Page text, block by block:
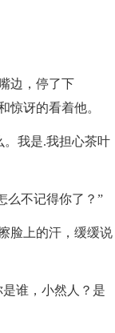
边，停了下
惊讶的看着他。
我是.我担心茶叶
么不记得你了？”
脸上的汗，缓缓说
谁，小然人？是